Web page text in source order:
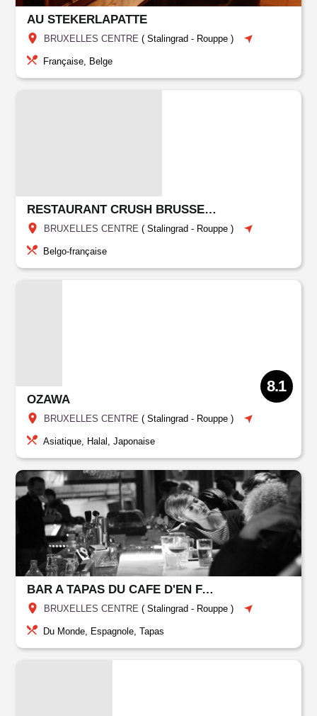
AU STEKERLAPATTE
BRUXELLES CENTRE (Stalingrad - Rouppe )
Française, Belge
RESTAURANT CRUSH BRUSSELS
BRUXELLES CENTRE (Stalingrad - Rouppe )
Belgo-française
OZAWA
BRUXELLES CENTRE (Stalingrad - Rouppe )
8.1
Asiatique, Halal, Japonaise
BAR A TAPAS DU CAFE D'EN FACE
BRUXELLES CENTRE (Stalingrad - Rouppe )
Du Monde, Espagnole, Tapas